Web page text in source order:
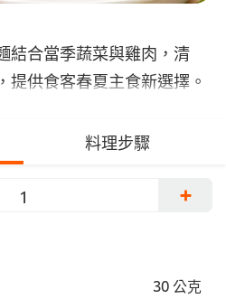
結合當季蔬菜與雞肉，清
提供食客春夏主食新選擇。
料理步驟
+
30 公克